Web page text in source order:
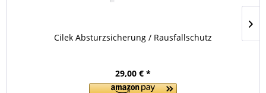
Cilek Absturzsicherung / Rausfallschutz
29,00 € *